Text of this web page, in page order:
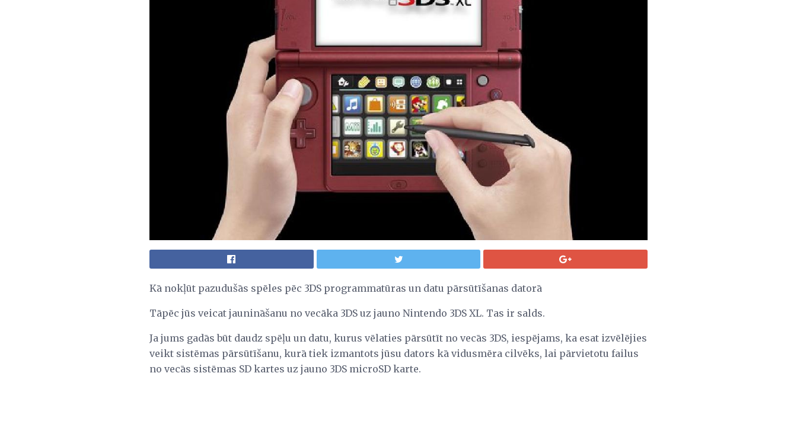
Kā nokļūt pazudušās spēles pēc 3DS programmatūras un datu pārsūtīšanas datorā
Tāpēc jūs veicat jaunināšanu no vecāka 3DS uz jauno Nintendo 3DS XL. Tas ir salds.
Ja jums gadās būt daudz spēļu un datu, kurus vēlaties pārsūtīt no vecās 3DS, iespējams, ka esat izvēlējies
veikt sistēmas pārsūtīšanu, kurā tiek izmantots jūsu dators kā vidusmēra cilvēks, lai pārvietotu failus
no vecās sistēmas SD kartes uz jauno 3DS microSD karte.